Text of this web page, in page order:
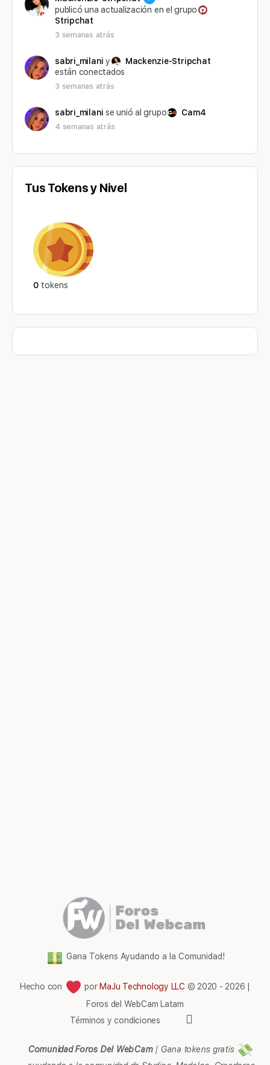
publicó una actualización en el grupo
Stripchat
3 semanas atrás
sabri_milani y
Mackenzie-Stripchat
están conectados
3 semanas atrás
sabri_milani se unió al grupo Cam4
4 semanas atrás
Tus Tokens y Nivel
0 tokens
Gana Tokens Ayudando a la Comunidad!
Hecho con por MaJu Technology LLC © 2020 - 2026 |
Foros del WebCam Latam
Términos y condiciones
Comunidad Foros Del WebCam| Gana tokens gratis